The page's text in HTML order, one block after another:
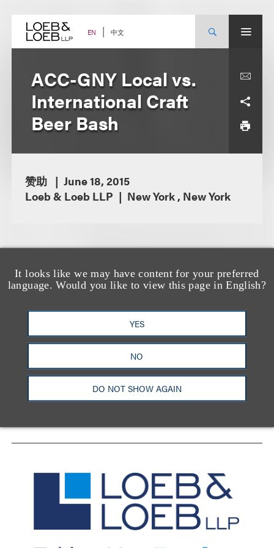
content EN 中文
It looks like we may have content for your preferred
language. Would you like to view this page in English?
YES
NO
DO NOT SHOW AGAIN
ACC-GNY Local vs.
International Craft
Beer Bash
赞助
June 18, 2015
Loeb & Loeb LLP
New York , New York
洛杉矶 纽约 芝加哥
那什维尔
旧金山
香港
Facebook X
联系我们
隐私政策 使用条款 订阅中心